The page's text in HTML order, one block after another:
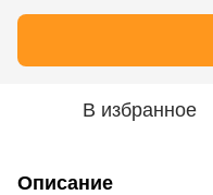
В избранное
Описание